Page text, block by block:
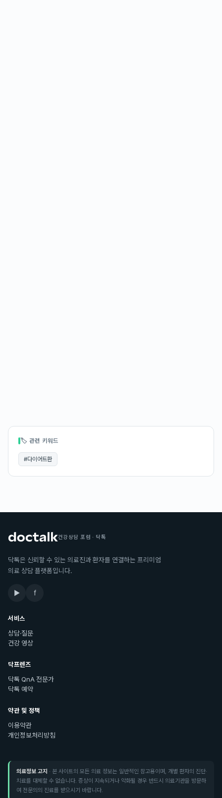
🏷 관련 키워드
#다이어트환
건강상담 포럼 · 닥톡
닥톡은 신뢰할 수 있는 의료진과 환자를 연결하는 프리미엄
의료 상담 플랫폼입니다.
▶ f
서비스
상담·질문
건강 영상
닥프렌즈
닥톡 QnA 전문가
닥톡 예약
약관 및 정책
이용약관
개인정보처리방침
의료정보 고지 · 본 사이트의 모든 의료 정보는 일반적인 참고용이며, 개별 환자의 진단·
치료를 대체할 수 없습니다. 증상이 지속되거나 악화될 경우 반드시 의료기관을 방문하
여 전문의의 진료를 받으시기 바랍니다.